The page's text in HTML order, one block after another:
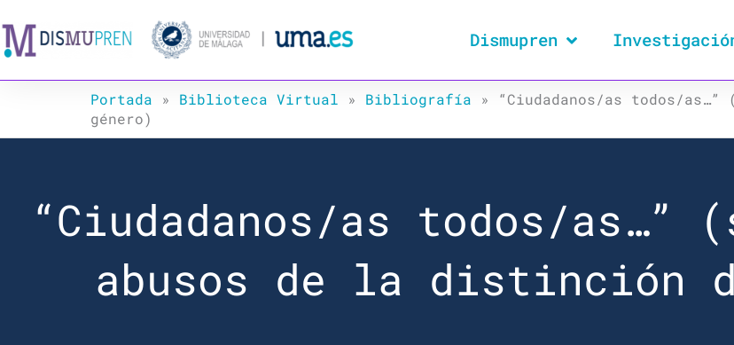
al
contenido
Dismupren
Portada » Biblioteca Virtual » Bibliografía » “Ciudadanos/as todos/
género)
“Ciudadanos/as todos/as…”
abusos de la distinción